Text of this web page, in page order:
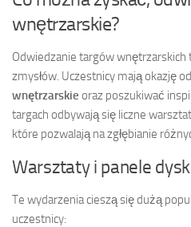
wnętrzarskie?
Odwiedzanie targów wnętrzarskich
zmysłów. Uczestnicy mają okazję
wnętrzarskie oraz poszukiwać
targach odbywają się liczne
które pozwalają na zgłębianie
Warsztaty i panele
Te wydarzenia cieszą się dużą
uczestnicy: